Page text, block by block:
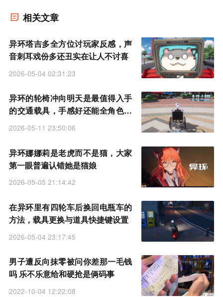
相关文章
异环塔吉多全方位讨玩家反感，声
音刺耳戏份多还丑实在让人不讨喜
2026-05-04 02:31:23
异环的轮椅冲向明天是最值得入手
的交通载具，手感好还能全角色乘
坐
2026-05-11 23:50:06
异环娜娜莉是老虎而不是猫，大家
第一眼普遍认错她是猫娘
2026-05-05 21:14:42
在异环里有四轮车后换回电瓶车的
方法，载具更换与道具快捷键设置
2026-05-04 23:17:45
男子遭反向抹零被问你差那一毛钱
吗 乐不乐意给和硬抢是俩码事
2022-10-04 12:22:08